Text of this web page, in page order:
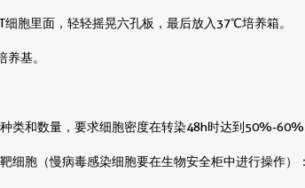
胞里面，轻轻摇晃六孔板，最后放入37℃培养箱。
基。
类和数量，要求细胞密度在转染48h时达到50%-60%
细胞（慢病毒感染细胞要在生物安全柜中进行操作）：